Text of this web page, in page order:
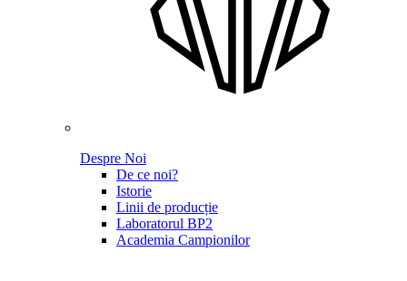
Despre Noi
De ce noi?
Istorie
Linii de producție
Laboratorul BP2
Academia Campionilor